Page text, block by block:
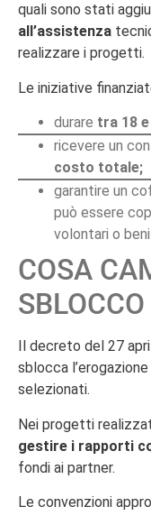
quali sono stati
all’assistenza
realizzare i progetti.
Le iniziative
durare tra 18
ricevere un
costo totale;
garantire un
può essere
volontari o
COSA
Il decreto del 27
sblocca
selezionati.
Nei progetti
gestire i rapporti
fondi ai partner.
Le convenzioni